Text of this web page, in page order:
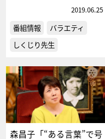
2019.06.25
番組情報
バラエティ
しくじり先生
森昌子「“ある言葉”で号